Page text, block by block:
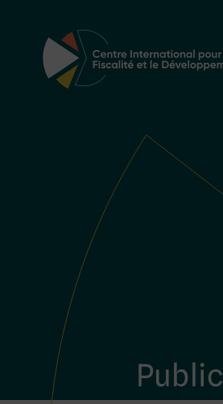
Navigation